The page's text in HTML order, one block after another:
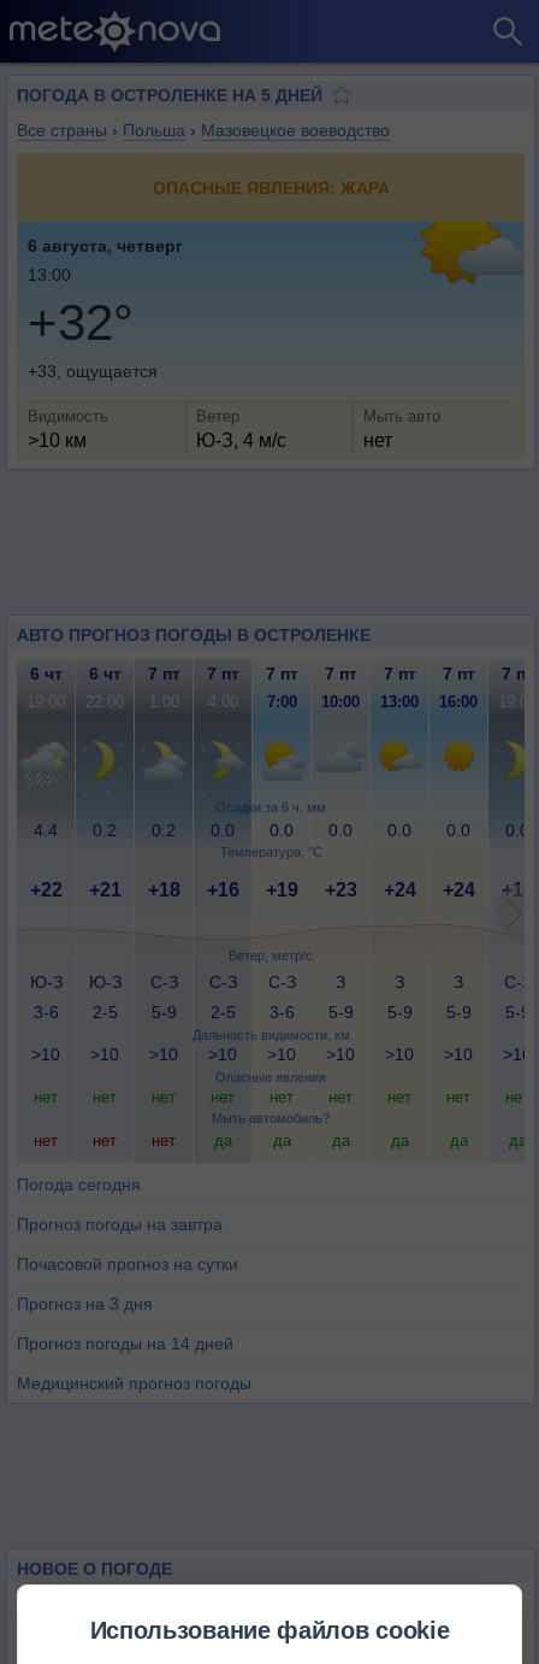
ПОГОДА В ОСТРОЛЕНКЕ НА 5 ДНЕЙ
Все страны › Польша › Мазовецкое воеводство
ОПАСНЫЕ ЯВЛЕНИЯ: ЖАРА
6 августа, четверг
13:00
+32°
+33, ощущается
Видимость
>10 км
Ветер
Ю-З, 4 м/с
Мыть авто
нет
АВТО ПРОГНОЗ ПОГОДЫ В ОСТРОЛЕНКЕ
Осадки за 6 ч, мм
Температура, °C
Ветер, метр/с
Дальность видимости, км
Опасные явления
Мыть автомобиль?
6 чт 6 чт 7 пт 7 пт 7 пт 7 пт 7 пт 7 пт 7 пт
19:00 22:00 1:00 4:00 7:00 10:00 13:00 16:00 19:00
4.4 0.2 0.2 0.0 0.0 0.0 0.0 0.0 0.0
+22 +21 +18 +16 +19 +23 +24 +24 +18
Ю-З
3-6
Ю-З
2-5
С-З
5-9
С-З
2-5
С-З
3-6
З
5-9
З
5-9
З
5-9
С-З
5-9
>10 >10 >10 >10 >10 >10 >10 >10 >10
нет нет нет нет нет нет нет нет нет
нет нет нет да да да да да да
Погода сегодня
Прогноз погоды на завтра
Почасовой прогноз на сутки
Прогноз на 3 дня
Прогноз погоды на 14 дней
Медицинский прогноз погоды
НОВОЕ О ПОГОДЕ
Использование файлов cookie